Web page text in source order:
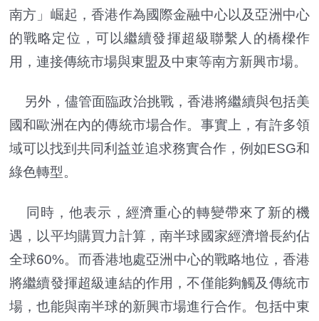
南方」崛起，香港作為國際金融中心以及亞洲中心
的戰略定位，可以繼續發揮超級聯繫人的橋樑作
用，連接傳統市場與東盟及中東等南方新興市場。
另外，儘管面臨政治挑戰，香港將繼續與包括美
國和歐洲在內的傳統市場合作。事實上，有許多領
域可以找到共同利益並追求務實合作，例如ESG和
綠色轉型。
同時，他表示，經濟重心的轉變帶來了新的機
遇，以平均購買力計算，南半球國家經濟增長約佔
全球60%。而香港地處亞洲中心的戰略地位，香港
將繼續發揮超級連結的作用，不僅能夠觸及傳統市
場，也能與南半球的新興市場進行合作。包括中東